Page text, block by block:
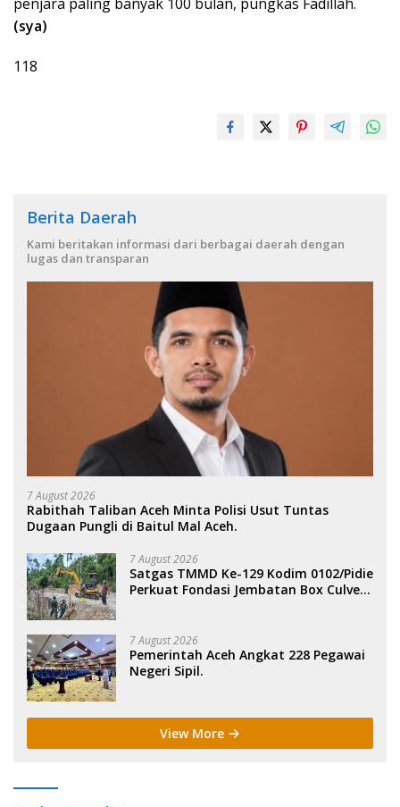
(sya)
118
Berita Daerah
Kami beritakan informasi dari berbagai daerah dengan
lugas dan transparan
7 August 2026
Rabithah Taliban Aceh Minta Polisi Usut Tuntas
Dugaan Pungli di Baitul Mal Aceh.
7 August 2026
Satgas TMMD Ke-129 Kodim 0102/Pidie
Perkuat Fondasi Jembatan Box Culvert
7 August 2026
Pemerintah Aceh Angkat 228 Pegawai
Negeri Sipil.
View More